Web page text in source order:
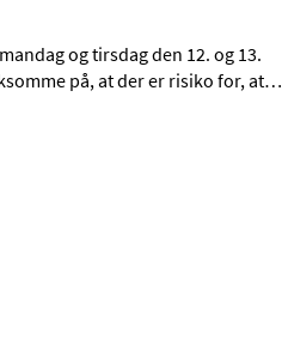
og tirsdag den 12. og 13.
på, at der er risiko for, at…